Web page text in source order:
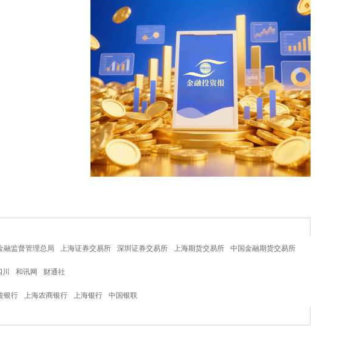
融监督管理总局 上海证券交易所 深圳证券交易所 上海期货交易所 中国金融期货交易所
和讯网 财通社
银行 上海农商银行 上海银行 中国银联